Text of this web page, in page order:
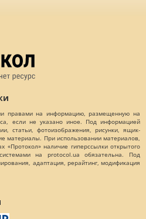
правами на информацию, размещенную на
если не указано иное. Под информацией
статьи, фотоизображения, рисунки, ящик-
материалы. При использовании материалов,
наличие гиперссылки открытого
на protocol.ua обязательна. Под
адаптация, рерайтинг, модификация